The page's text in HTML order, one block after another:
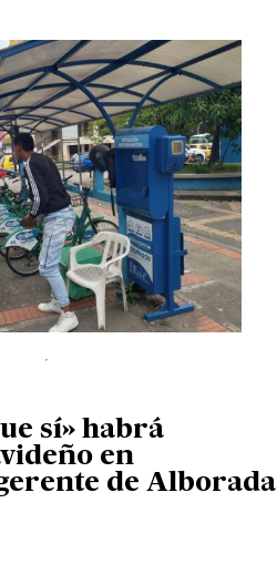
sí» habrá
en
de Alborada